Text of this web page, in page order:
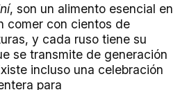
, son un alimento esencial en
comer con cientos de
y cada ruso tiene su
se transmite de generación
incluso una celebración
para